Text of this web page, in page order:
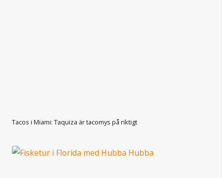
Tacos i Miami: Taquiza är tacomys på riktigt